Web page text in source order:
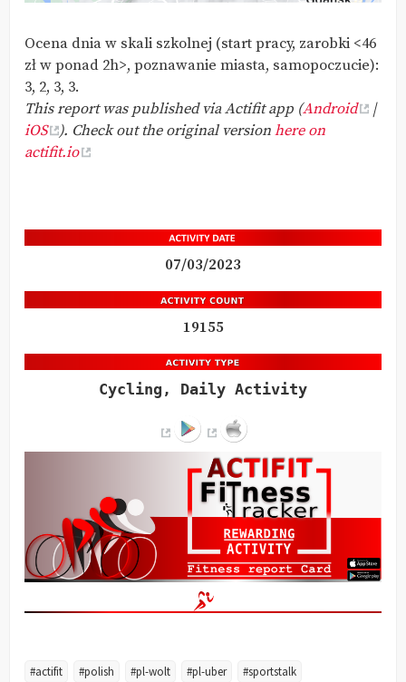
Ocena dnia w skali szkolnej (start pracy, zarobki <46
zł w ponad 2h>, poznawanie miasta, samopoczucie):
3, 2, 3, 3.
This report was published via Actifit app (Android
|
iOS
). Check out the original versionhere on
actifit.io
07/03/2023
19155
Cycling, Daily Activity
#actifit #polish #pl-wolt #pl-uber
#sportstalk